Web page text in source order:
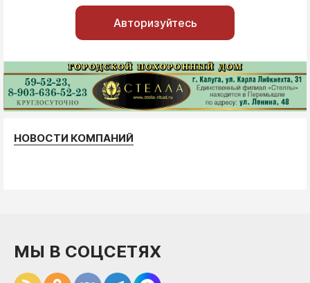
Авторизуйтесь
НОВОСТИ КОМПАНИЙ
МЫ В СОЦСЕТЯХ